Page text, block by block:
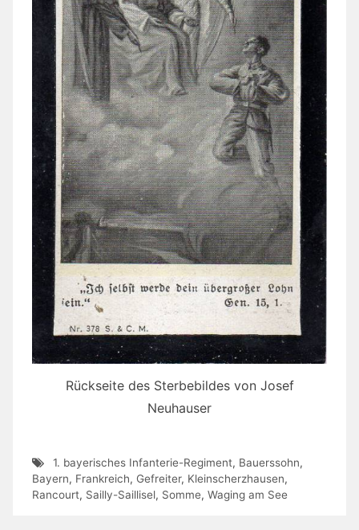
Rückseite des Sterbebildes von Josef
Neuhauser
1. bayerisches Infanterie-Regiment, Bauerssohn,
Bayern, Frankreich, Gefreiter, Kleinscherzhausen,
Rancourt, Sailly-Saillisel, Somme, Waging am See